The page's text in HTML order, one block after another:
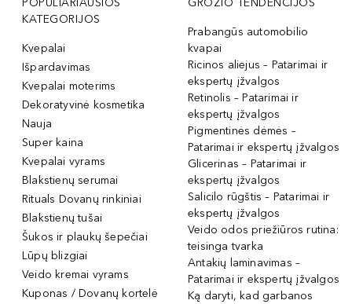
POPULIARIAUSIOS
KATEGORIJOS
Kvepalai
Išpardavimas
Kvepalai moterims
Dekoratyvinė kosmetika
Nauja
Super kaina
Kvepalai vyrams
Blakstienų serumai
Rituals Dovanų rinkiniai
Blakstienų tušai
Šukos ir plaukų šepečiai
Lūpų blizgiai
Veido kremai vyrams
Kuponas / Dovanų kortelė
GROŽIO TENDENCIJOS
Prabangūs automobilio
kvapai
Ricinos aliejus – Patarimai ir
ekspertų įžvalgos
Retinolis – Patarimai ir
ekspertų įžvalgos
Pigmentinės dėmės –
Patarimai ir ekspertų įžvalgos
Glicerinas – Patarimai ir
ekspertų įžvalgos
Salicilo rūgštis – Patarimai ir
ekspertų įžvalgos
Veido odos priežiūros rutina:
teisinga tvarka
Antakių laminavimas –
Patarimai ir ekspertų įžvalgos
Ką daryti, kad garbanos